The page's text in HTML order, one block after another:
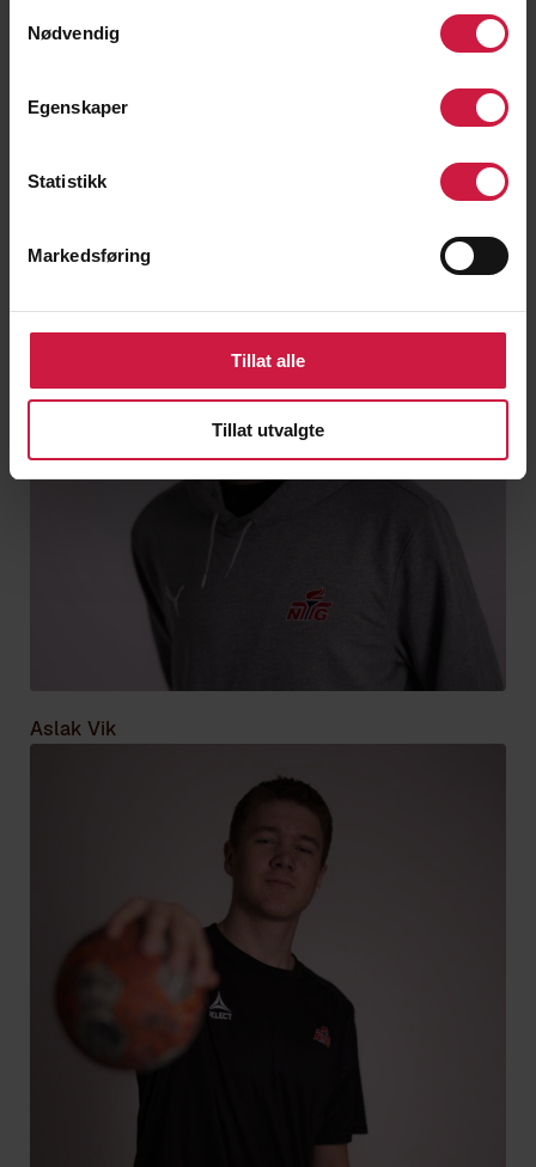
Nødvendig
Egenskaper
Statistikk
Markedsføring
Tillat alle
Tillat utvalgte
Aslak Vik